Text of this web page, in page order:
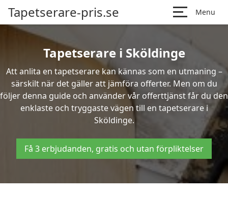
Tapetserare-pris.se Menu
Tapetserare i Sköldinge
Att anlita en tapetserare kan kännas som en utmaning –
särskilt när det gäller att jämföra offerter. Men om du
följer denna guide och använder vår offerttjänst får du den
enklaste och tryggaste vägen till en tapetserare i
Sköldinge.
Få 3 erbjudanden, gratis och utan förpliktelser